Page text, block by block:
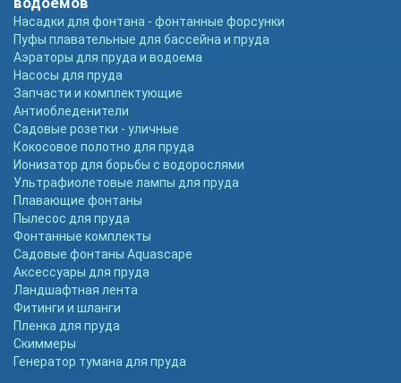
Насадки для фонтана - фонтанные форсунки
Пуфы плавательные для бассейна и пруда
Аэраторы для пруда и водоема
Насосы для пруда
Запчасти и комплектующие
Антиобледенители
Садовые розетки - уличные
Кокосовое полотно для пруда
Ионизатор для борьбы с водорослями
Ультрафиолетовые лампы для пруда
Плавающие фонтаны
Пылесос для пруда
Фонтанные комплекты
Садовые фонтаны Aquascape
Аксессуары для пруда
Ландшафтная лента
Фитинги и шланги
Пленка для пруда
Скиммеры
Генератор тумана для пруда